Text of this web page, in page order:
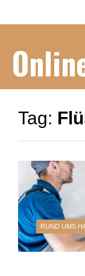
Tag:
RUND UMS